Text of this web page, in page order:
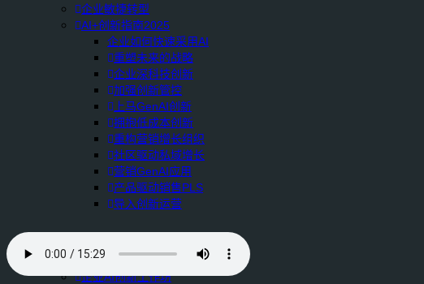
企业敏捷转型
AI+创新指南2025
企业如何快速采用AI
重塑未来的战略
企业深科技创新
加强创新管控
上马GenAI创新
拥抱低成本创新
重构营销增长组织
社区驱动私域增长
营销GenAI应用
产品驱动销售PLS
导入创新运营
AI+创新训练营
企业AI创新工作坊